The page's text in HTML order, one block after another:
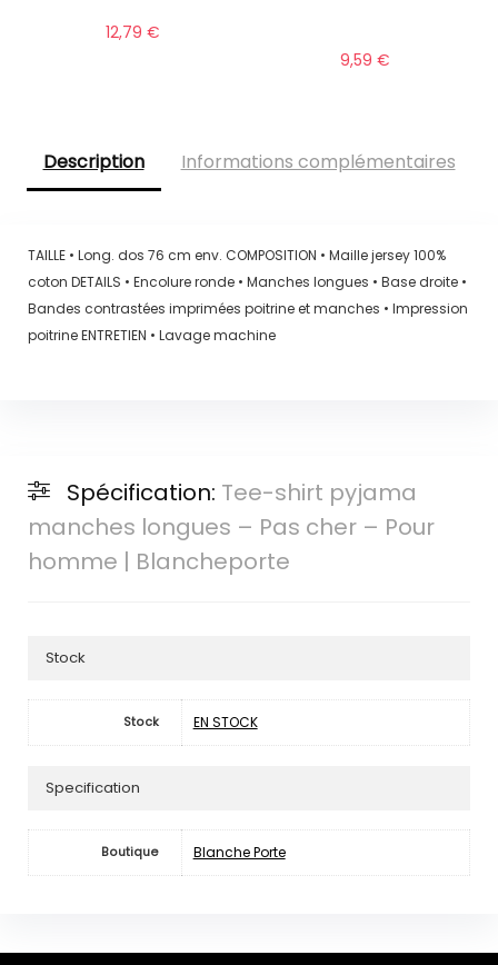
12,79 €
9,59 €
Description Informations complémentaires
TAILLE • Long. dos 76 cm env. COMPOSITION • Maille jersey 100%
coton DETAILS • Encolure ronde • Manches longues • Base droite •
Bandes contrastées imprimées poitrine et manches • Impression
poitrine ENTRETIEN • Lavage machine
Spécification: Tee-shirt pyjama
manches longues – Pas cher – Pour
homme | Blancheporte
Stock
Stock EN STOCK
Specification
Boutique Blanche Porte